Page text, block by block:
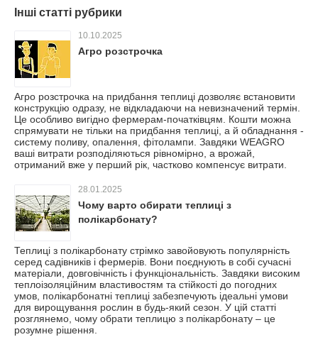
Інші статті рубрики
10.10.2025
Агро розстрочка
Агро розстрочка на придбання теплиці дозволяє встановити
конструкцію одразу, не відкладаючи на невизначений термін.
Це особливо вигідно фермерам-початківцям. Кошти можна
спрямувати не тільки на придбання теплиці, а й обладнання -
систему поливу, опалення, фітолампи. Завдяки WEAGRO
ваші витрати розподіляються рівномірно, а врожай,
отриманий вже у перший рік, частково компенсує витрати.
28.01.2025
Чому варто обирати теплиці з
полікарбонату?
Теплиці з полікарбонату стрімко завойовують популярність
серед садівників і фермерів. Вони поєднують в собі сучасні
матеріали, довговічність і функціональність. Завдяки високим
теплоізоляційним властивостям та стійкості до погодних
умов, полікарбонатні теплиці забезпечують ідеальні умови
для вирощування рослин в будь-який сезон. У цій статті
розглянемо, чому обрати теплицю з полікарбонату – це
розумне рішення.